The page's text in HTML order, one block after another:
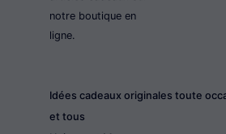
notre boutique en
ligne.
Idées cadeaux originales toute
et tous